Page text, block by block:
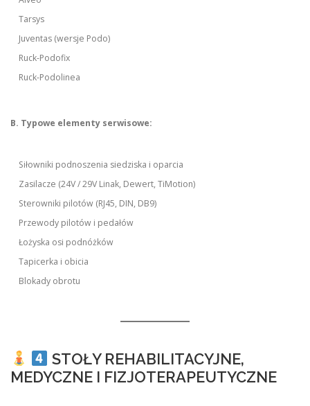
Tarsys
Juventas (wersje Podo)
Ruck-Podofix
Ruck-Podolinea
B. Typowe elementy serwisowe:
Siłowniki podnoszenia siedziska i oparcia
Zasilacze (24V / 29V Linak, Dewert, TiMotion)
Sterowniki pilotów (RJ45, DIN, DB9)
Przewody pilotów i pedałów
Łożyska osi podnóżków
Tapicerka i obicia
Blokady obrotu
STOŁY REHABILITACYJNE,
MEDYCZNE I FIZJOTERAPEUTYCZNE